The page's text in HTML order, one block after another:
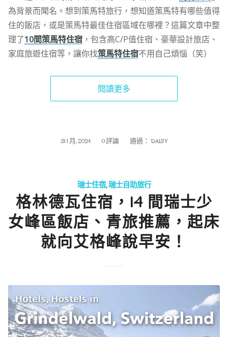
為背景而聞名。想到策馬特旅行，想知道策馬特有哪些值得
住的飯店，或是策馬特最佳住宿區域在哪裡？這篇文章中整
理了10間策馬特住宿，包含高C/P值住宿、豪華設計旅店、
家庭旅遊住宿等，讓你找策馬特住宿不用自己煩惱（笑）
閱讀更多
31 1 月, 2024
/ 0 評論 通過： DAISY
瑞士住宿,瑞士自助旅行
格林德瓦住宿，14 間瑞士少
女峰區飯店、青旅推薦，起床
就向艾格峰說早安！